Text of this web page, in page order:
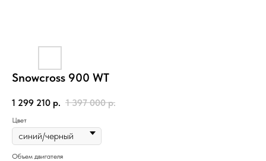
Snowcross 900 WT
1 299 210 р. 1 397 000 р.
Цвет
Объем двигателя